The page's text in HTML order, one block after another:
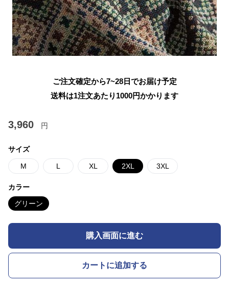
ご注文確定から7~28日でお届け予定
送料は1注文あたり 1000円かかります
3,960 円
サイズ
M L XL 2XL 3XL
カラー
グリーン
購入画面に進む
カートに追加する